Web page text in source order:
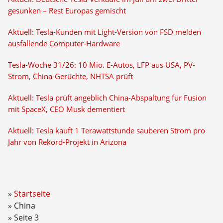
gesunken – Rest Europas gemischt
Aktuell: Tesla-Kunden mit Light-Version von FSD melden
ausfallende Computer-Hardware
Tesla-Woche 31/26: 10 Mio. E-Autos, LFP aus USA, PV-
Strom, China-Gerüchte, NHTSA prüft
Aktuell: Tesla prüft angeblich China-Abspaltung für Fusion
mit SpaceX, CEO Musk dementiert
Aktuell: Tesla kauft 1 Terawattstunde sauberen Strom pro
Jahr von Rekord-Projekt in Arizona
Startseite
China
Seite 3